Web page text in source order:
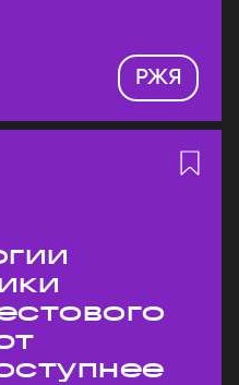
РЖЯ